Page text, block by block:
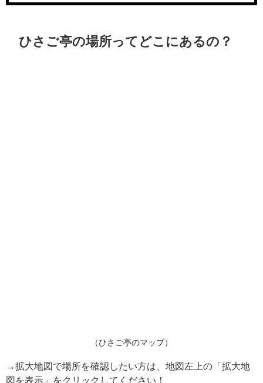
ひさご亭の場所ってどこにあるの？
（ひさご亭のマップ）
→拡大地図で場所を確認したい方は、地図左上の「拡大地
図を表示」をクリックしてください！